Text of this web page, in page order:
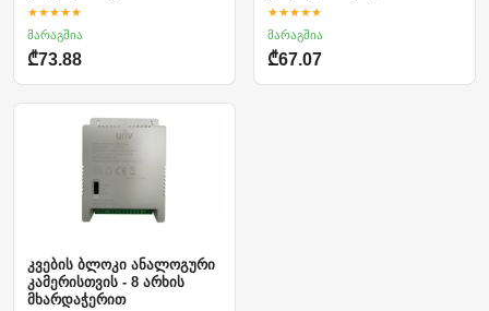
★★★★★
მარაგშია
₾73.88
★★★★★
მარაგშია
₾67.07
კვების ბლოკი ანალოგური
კამერისთვის - 8 არხის
მხარდაჭერით